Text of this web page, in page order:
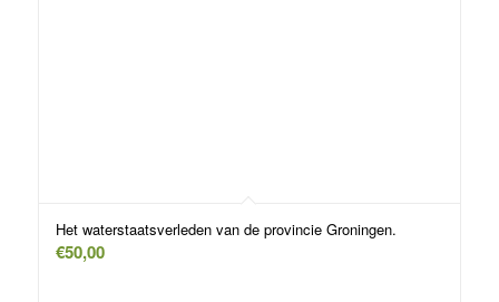
Het waterstaatsverleden van de provincie Groningen.
€50,00